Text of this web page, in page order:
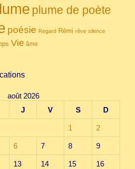
plume de poète
poésie Regard Rémi rêve silence
Vie âme
août 2026
J V S D
1 2
6 7 8 9
13 14 15 16